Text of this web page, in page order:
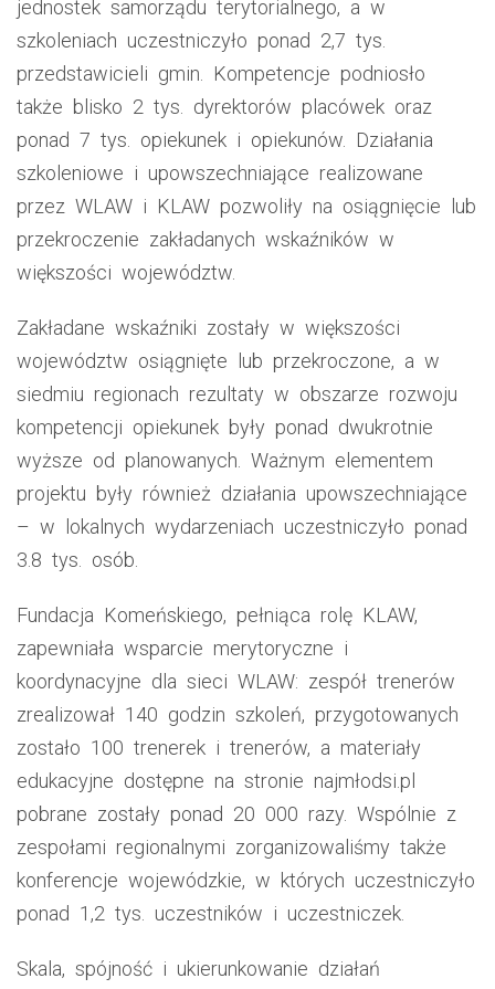
jednostek samorządu terytorialnego, a w
szkoleniach uczestniczyło ponad 2,7 tys.
przedstawicieli gmin. Kompetencje podniosło
także blisko 2 tys. dyrektorów placówek oraz
ponad 7 tys. opiekunek i opiekunów. Działania
szkoleniowe i upowszechniające realizowane
przez WLAW i KLAW pozwoliły na osiągnięcie lub
przekroczenie zakładanych wskaźników w
większości województw.
Zakładane wskaźniki zostały w większości
województw osiągnięte lub przekroczone, a w
siedmiu regionach rezultaty w obszarze rozwoju
kompetencji opiekunek były ponad dwukrotnie
wyższe od planowanych. Ważnym elementem
projektu były również działania upowszechniające
– w lokalnych wydarzeniach uczestniczyło ponad
3.8 tys. osób.
Fundacja Komeńskiego, pełniąca rolę KLAW,
zapewniała wsparcie merytoryczne i
koordynacyjne dla sieci WLAW: zespół trenerów
zrealizował 140 godzin szkoleń, przygotowanych
zostało 100 trenerek i trenerów, a materiały
edukacyjne dostępne na stronie najmłodsi.pl
pobrane zostały ponad 20 000 razy. Wspólnie z
zespołami regionalnymi zorganizowaliśmy także
konferencje wojewódzkie, w których uczestniczyło
ponad 1,2 tys. uczestników i uczestniczek.
Skala, spójność i ukierunkowanie działań